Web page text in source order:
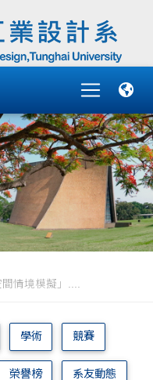
情境模擬」....
學術 競賽
榮譽榜 系友動態